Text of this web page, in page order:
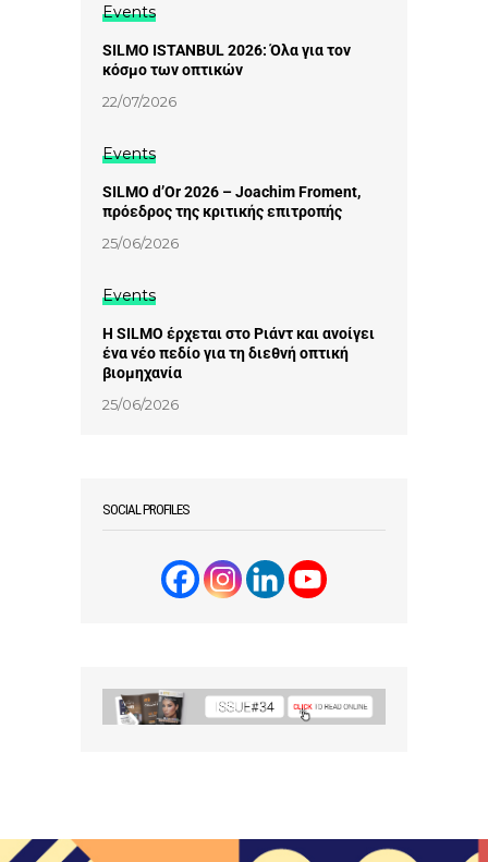
Events
SILMO ISTANBUL 2026: Όλα για τον
κόσμο των οπτικών
22/07/2026
Events
SILMO d’Or 2026 – Joachim Froment,
πρόεδρος της κριτικής επιτροπής
25/06/2026
Events
Η SILMO έρχεται στο Ριάντ και ανοίγει
ένα νέο πεδίο για τη διεθνή οπτική
βιομηχανία
25/06/2026
SOCIAL PROFILES